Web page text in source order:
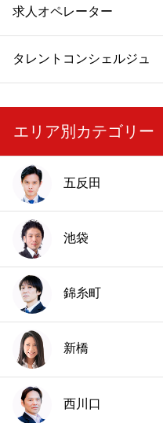
求人オペレーター
タレントコンシェルジュ
エリア別カテゴリー
五反田
池袋
錦糸町
新橋
西川口